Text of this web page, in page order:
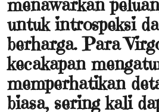
untuk introspeksi
berharga. Para
kecakapan
memperhatikan
biasa, sering kali